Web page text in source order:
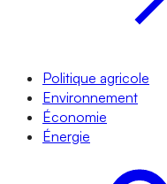
Politique agricole
Environnement
Économie
Énergie